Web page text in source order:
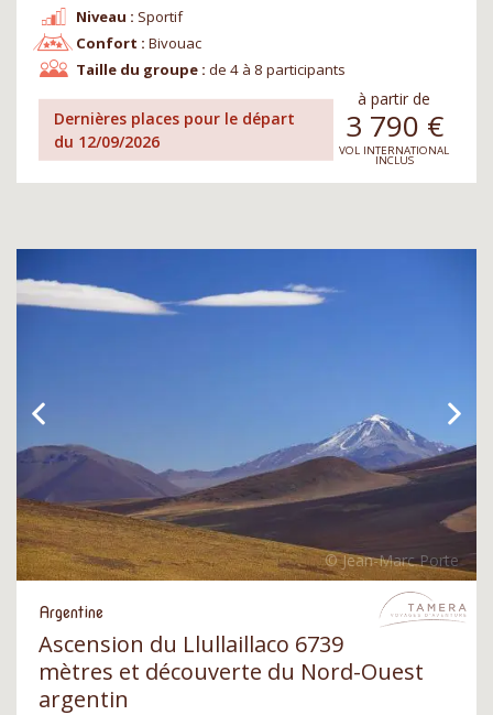
Niveau : Sportif
Confort : Bivouac
Taille du groupe : de 4 à 8 participants
Dernières places pour le départ
du 12/09/2026
à partir de
3 790 €
VOL INTERNATIONAL
INCLUS
Argentine
Ascension du Llullaillaco 6739
mètres et découverte du Nord-Ouest
argentin